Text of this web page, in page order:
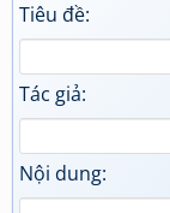
Tiêu đề:
Tác giả:
Nội dung: